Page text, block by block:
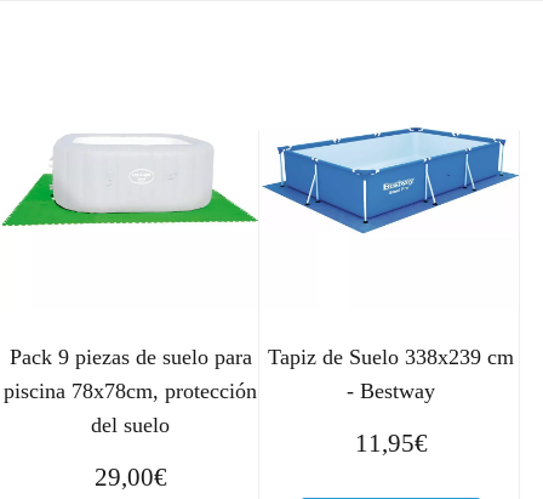
Pack 9 piezas de suelo para
piscina 78x78cm, protección
del suelo
29,00€
Tapiz de Suelo 338x239 cm
- Bestway
11,95€